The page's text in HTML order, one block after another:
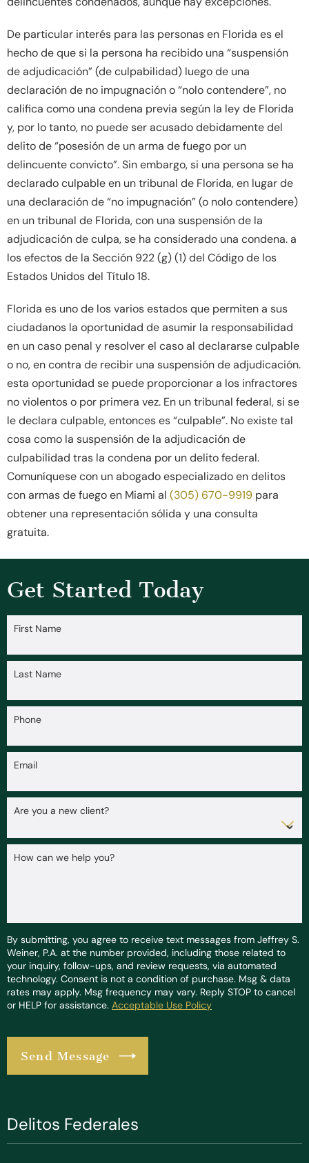
De particular interés para las personas en Florida es el
hecho de que si la persona ha recibido una “suspensión
de adjudicación” (de culpabilidad) luego de una
declaración de no impugnación o “nolo contendere”, no
califica como una condena previa según la ley de Florida
y, por lo tanto, no puede ser acusado debidamente del
delito de “posesión de un arma de fuego por un
delincuente convicto”. Sin embargo, si una persona se ha
declarado culpable en un tribunal de Florida, en lugar de
una declaración de “no impugnación” (o nolo contendere)
en un tribunal de Florida, con una suspensión de la
adjudicación de culpa, se ha considerado una condena. a
los efectos de la Sección 922 (g) (1) del Código de los
Estados Unidos del Título 18.
Florida es uno de los varios estados que permiten a sus
ciudadanos la oportunidad de asumir la responsabilidad
en un caso penal y resolver el caso al declararse culpable
o no, en contra de recibir una suspensión de adjudicación.
esta oportunidad se puede proporcionar a los infractores
no violentos o por primera vez. En un tribunal federal, si se
le declara culpable, entonces es “culpable”. No existe tal
cosa como la suspensión de la adjudicación de
culpabilidad tras la condena por un delito federal.
Comuníquese con un abogado especializado en delitos
con armas de fuego en Miami al (305) 670-9919 para
obtener una representación sólida y una consulta
gratuita.
Get Started Today
First Name
Last Name
Phone
Email
Are you a new client?
How can we help you?
By submitting, you agree to receive text messages from Jeffrey S.
Weiner, P.A. at the number provided, including those related to
your inquiry, follow-ups, and review requests, via automated
technology. Consent is not a condition of purchase. Msg & data
rates may apply. Msg frequency may vary. Reply STOP to cancel
or HELP for assistance. Acceptable Use Policy
Delitos Federales